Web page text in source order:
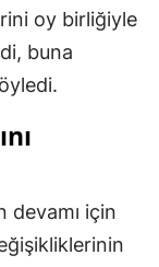
oy birliğiyle
buna
devamı için